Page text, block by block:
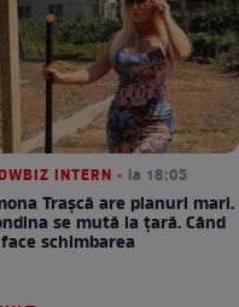
INTERN • la 18:05
Trașcă are planuri mari.
se mută la țară. Când
schimbarea